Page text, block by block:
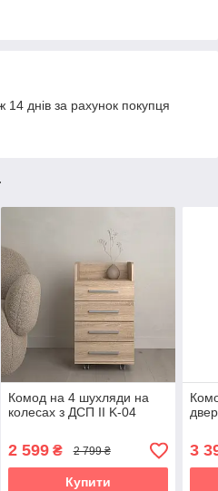
днів за рахунок покупця
Комод на 4 шухляди на
колесах з ДСП II K-04
2 599₴ 2 799 ₴
Купити
3